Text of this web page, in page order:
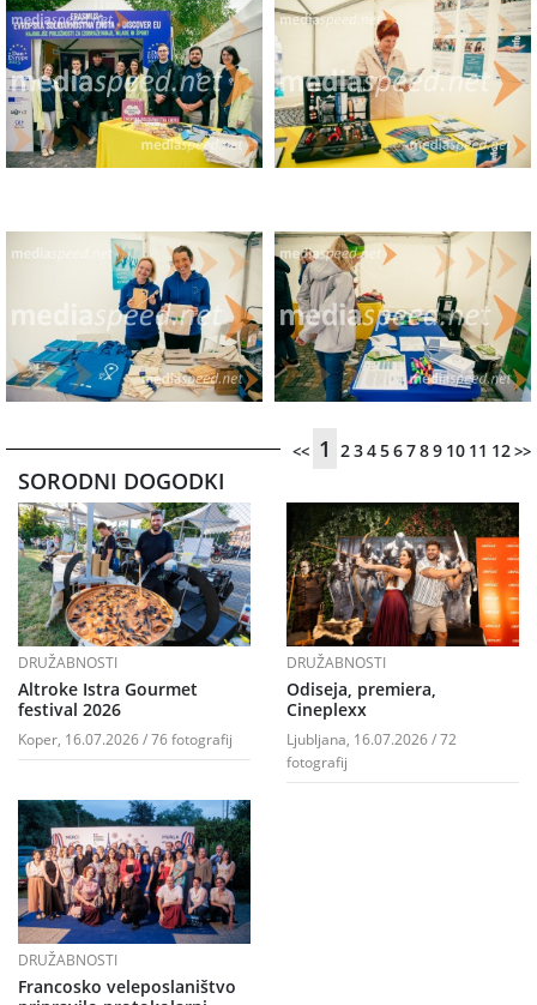
<< 1 23456789 10 11 12>>
SORODNI DOGODKI
DRUŽABNOSTI
Altroke Istra Gourmet
festival 2026
Koper, 16.07.2026 / 76 fotografij
DRUŽABNOSTI
Odiseja, premiera,
Cineplexx
Ljubljana, 16.07.2026 / 72
fotografij
DRUŽABNOSTI
Francosko veleposlaništvo